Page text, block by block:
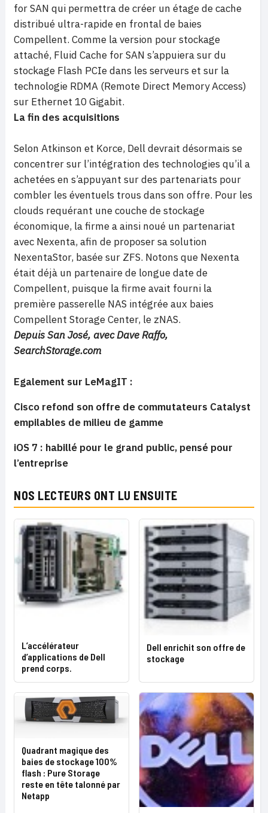
for SAN qui permettra de créer un étage de cache
distribué ultra-rapide en frontal de baies
Compellent. Comme la version pour stockage
attaché, Fluid Cache for SAN s’appuiera sur du
stockage Flash PCIe dans les serveurs et sur la
technologie RDMA (Remote Direct Memory Access)
sur Ethernet 10 Gigabit.
La fin des acquisitions
Selon Atkinson et Korce, Dell devrait désormais se
concentrer sur l’intégration des technologies qu’il a
achetées en s’appuyant sur des partenariats pour
combler les éventuels trous dans son offre. Pour les
clouds requérant une couche de stockage
économique, la firme a ainsi noué un partenariat
avec Nexenta, afin de proposer sa solution
NexentaStor, basée sur ZFS. Notons que Nexenta
était déjà un partenaire de longue date de
Compellent, puisque la firme avait fourni la
première passerelle NAS intégrée aux baies
Compellent Storage Center, le zNAS.
Depuis San José, avec Dave Raffo,
SearchStorage.com
Egalement sur LeMagIT :
Cisco refond son offre de commutateurs Catalyst
empilables de milieu de gamme
iOS 7 : habillé pour le grand public, pensé pour
l’entreprise
NOS LECTEURS ONT LU ENSUITE
L’accélérateur
d’applications de Dell
prend corps.
Dell enrichit son offre de
stockage
Quadrant magique des
baies de stockage 100%
flash : Pure Storage
reste en tête talonné par
Netapp